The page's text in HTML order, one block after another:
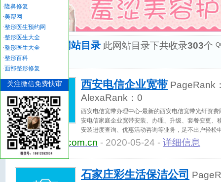
“综合其他”网站目录 此网站目录下共收录303个
优秀网站
西安电信企业宽带 PageRank
AlexaRank： 0
西安电信宽带办理中心-最新的西安电信宽带光纤资
安电信家庭企业宽带安装、办理、升级、套餐变更、
安装进度查询、优惠活动咨询等业务，足不出户轻松
电信宽带各项促销优惠。
www.xa189.com.cn - 2020-05-24 - 详细信息
石家庄彩生活保洁公司
·隆鼻修复
·美帮网
·整形医生预约网
·整形医生大全
·整形医生大全
·整形百科
·面部整形修复
关注微信免费快审